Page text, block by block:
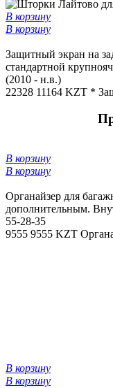
В корзину
В корзину
Защитный экран на
стандартной
(2010 - н.в.)
22328 11164 KZT *
В корзину
В корзину
Органайзер для
дополнительным.
55-28-35
9555 9555 KZT
В корзину
В корзину